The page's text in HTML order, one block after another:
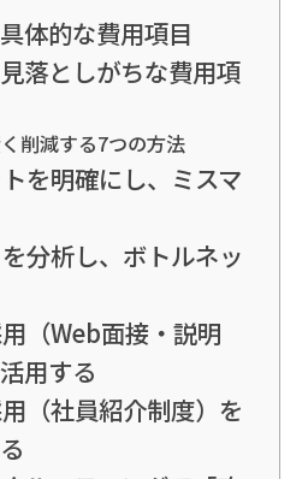
体的な費用項目
落としがちな費用項
削減する7つの方法
を明確にし、ミスマ
分析し、ボトルネッ
（Web面接・説明
用する
（社員紹介制度）を